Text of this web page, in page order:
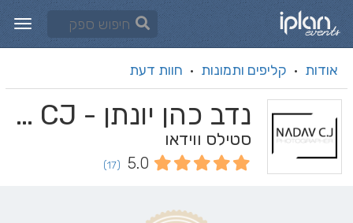
אודות · קליפים ותמונות · חוות דעת
נדב כהן יונתן - Nadav CJ
סטילס ווידאו
5.0
(17)